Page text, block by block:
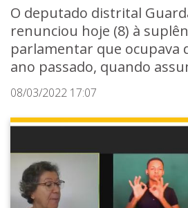
O deputado distrital
renunciou hoje (8) à
parlamentar que ocupava
ano passado, quando
08/03/2022 17:07